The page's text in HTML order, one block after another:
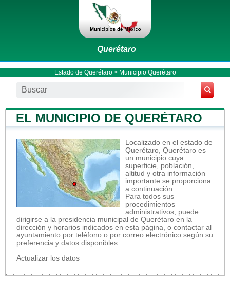
Querétaro
Estado de Querétaro> Municipio Querétaro
EL MUNICIPIO DE QUERÉTARO
Localizado en el estado de
Querétaro, Querétaro es
un municipio cuya
superficie, población,
altitud y otra información
importante se proporciona
a continuación.
Para todos sus
procedimientos
administrativos, puede
dirigirse a la presidencia municipal de Querétaro en la
dirección y horarios indicados en esta página, o contactar al
ayuntamiento por teléfono o por correo electrónico según su
preferencia y datos disponibles.
Actualizar los datos